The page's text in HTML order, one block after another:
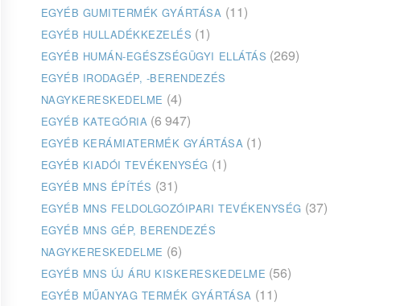
EGYÉB GUMITERMÉK GYÁRTÁSA (11)
EGYÉB HULLADÉKKEZELÉS (1)
EGYÉB HUMÁN-EGÉSZSÉGÜGYI ELLÁTÁS (269)
EGYÉB IRODAGÉP, -BERENDEZÉS
NAGYKERESKEDELME (4)
EGYÉB KATEGÓRIA (6 947)
EGYÉB KERÁMIATERMÉK GYÁRTÁSA (1)
EGYÉB KIADÓI TEVÉKENYSÉG (1)
EGYÉB MNS ÉPÍTÉS (31)
EGYÉB MNS FELDOLGOZÓIPARI TEVÉKENYSÉG (37)
EGYÉB MNS GÉP, BERENDEZÉS
NAGYKERESKEDELME (6)
EGYÉB MNS ÚJ ÁRU KISKERESKEDELME (56)
EGYÉB MŰANYAG TERMÉK GYÁRTÁSA (11)